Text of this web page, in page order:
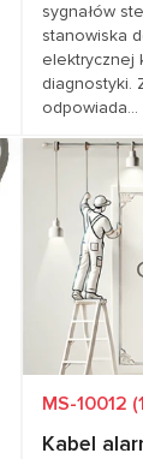
sygnałów
stanowiska
elektrycznej
diagnostyki.
odpowiada...
Pokrycie
MS-10012
Kabel